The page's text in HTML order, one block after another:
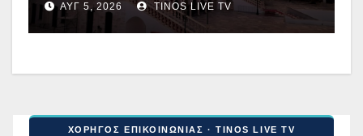
ΑΥΓ 5, 2026 TINOS LIVE TV
ΧΟΡΗΓΟΣ ΕΠΙΚΟΙΝΩΝΙΑΣ · TINOS LIVE TV